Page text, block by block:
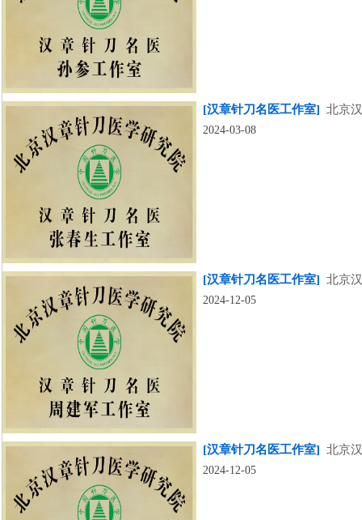
[汉章针刀名医工作室] 北京
2024-03-08
[汉章针刀名医工作室] 北京
2024-12-05
[汉章针刀名医工作室] 北京
2024-12-05